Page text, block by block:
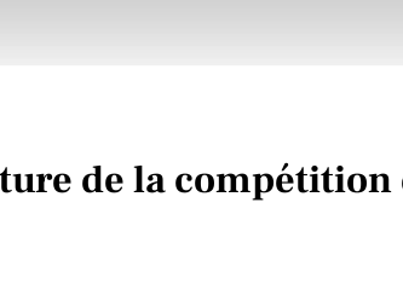
de la compétition